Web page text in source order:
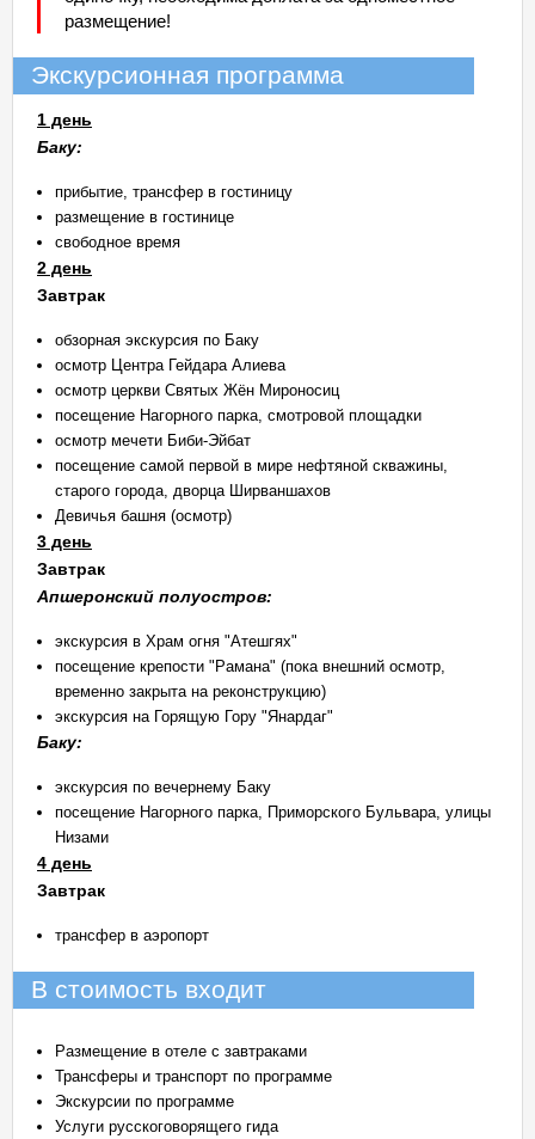
размещение!
Экскурсионная программа
1 день
Баку:
прибытие, трансфер в гостиницу
размещение в гостинице
свободное время
2 день
Завтрак
обзорная экскурсия по Баку
осмотр Центра Гейдара Алиева
осмотр церкви Святых Жён Мироносиц
посещение Нагорного парка, смотровой площадки
осмотр мечети Биби-Эйбат
посещение самой первой в мире нефтяной скважины,
старого города, дворца Ширваншахов
Девичья башня (осмотр)
3 день
Завтрак
Апшеронский полуостров:
экскурсия в Храм огня "Атешгях"
посещение крепости "Рамана" (пока внешний осмотр,
временно закрыта на реконструкцию)
экскурсия на Горящую Гору "Янардаг"
Баку:
экскурсия по вечернему Баку
посещение Нагорного парка, Приморского Бульвара, улицы
Низами
4 день
Завтрак
трансфер в аэропорт
В стоимость входит
Размещение в отеле с завтраками
Трансферы и транспорт по программе
Экскурсии по программе
Услуги русскоговорящего гида